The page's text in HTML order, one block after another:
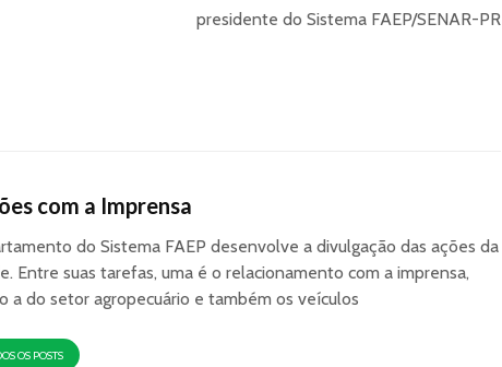
presidente do Sistema FAEP/SENAR-PR
com a Imprensa
do Sistema FAEP desenvolve a divulgação das ações da
Entre suas tarefas, uma é o relacionamento com a imprensa,
a do setor agropecuário e também os veículos
OS POSTS